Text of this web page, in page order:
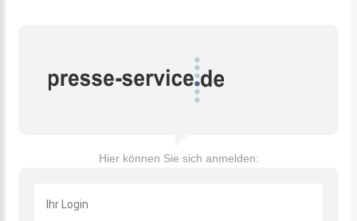
Hier können Sie sich anmelden: